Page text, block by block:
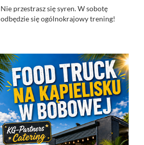
Nie przestrasz się syren. W sobotę
odbędzie się ogólnokrajowy trening!